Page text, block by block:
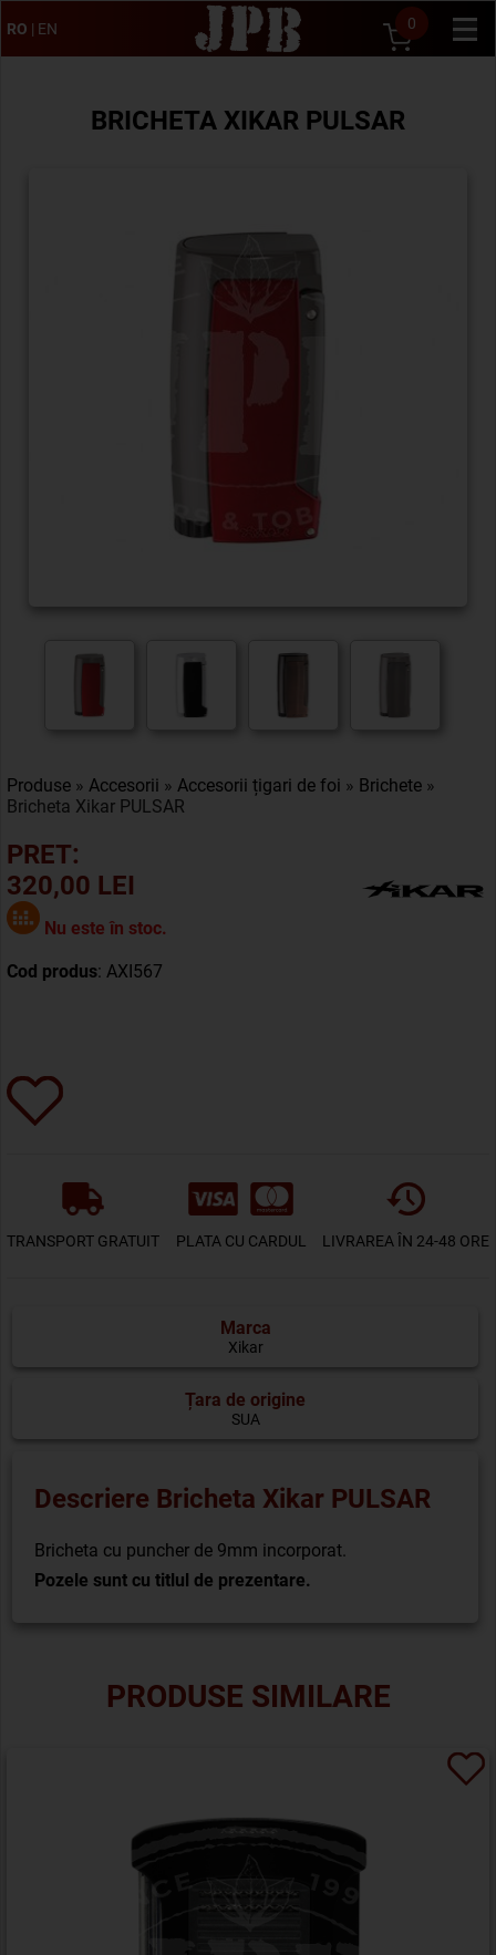
RO | EN 0
BRICHETA XIKAR PULSAR
Produse » Accesorii » Accesorii țigari de foi » Brichete »
Bricheta Xikar PULSAR
PRET:
320,00 LEI
Nu este în stoc.
Cod produs: AXI567
TRANSPORT GRATUIT PLATA CU CARDUL LIVRAREA ÎN 24-48 ORE
Marca
Xikar
Țara de origine
SUA
Descriere Bricheta Xikar PULSAR
Bricheta cu puncher de 9mm incorporat.
Pozele sunt cu titlul de prezentare.
PRODUSE SIMILARE